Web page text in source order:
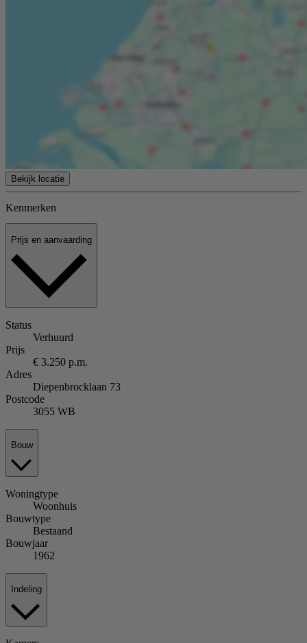
Bekijk locatie
Kenmerken
Prijs en aanvaarding
Status
Verhuurd
Prijs
€ 3.250 p.m.
Adres
Diepenbrocklaan 73
Postcode
3055 WB
Bouw
Woningtype
Woonhuis
Bouwtype
Bestaand
Bouwjaar
1962
Indeling